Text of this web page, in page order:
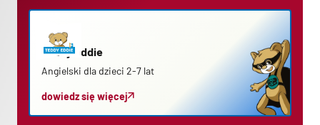
Teddy Eddie
Angielski dla dzieci 2-7 lat
dowiedz się więcej